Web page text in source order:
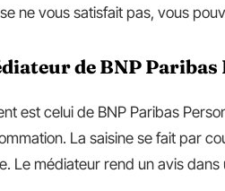
ne vous satisfait pas, vous
de BNP
est celui de BNP Paribas
La saisine se fait par
Le médiateur rend un avis